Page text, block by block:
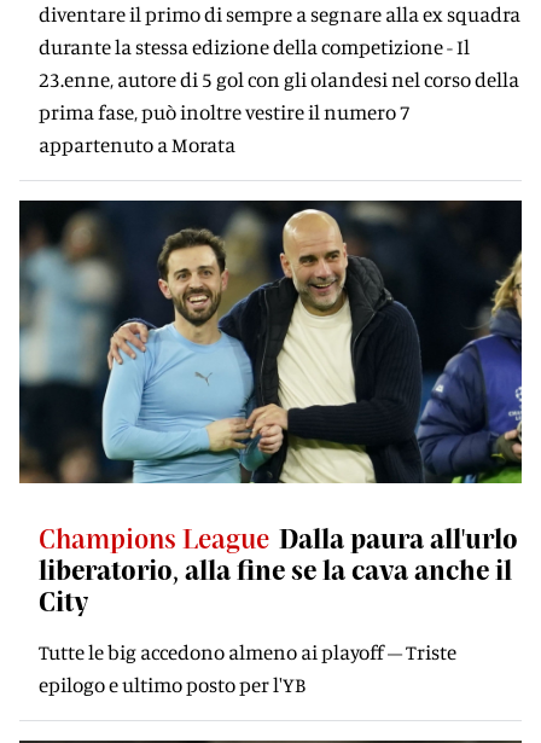
diventare il primo di sempre a segnare alla ex squadra
durante la stessa edizione della competizione - Il
23.enne, autore di 5 gol con gli olandesi nel corso della
prima fase, può inoltre vestire il numero 7
appartenuto a Morata
Champions League Dalla paura all'urlo
liberatorio, alla fine se la cava anche il
City
Tutte le big accedono almeno ai playoff – Triste
epilogo e ultimo posto per l'YB